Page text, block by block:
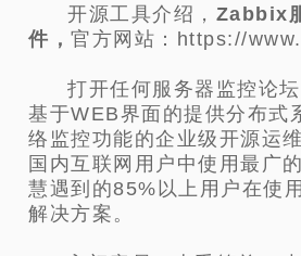
开源工具介绍， Zabbix
件，官方网站：https://
打开任何服务器监控论
基于WEB界面的提供分布式
络监控功能的企业级开源运
国内互联网用户中使用最广
慧遇到的85%以上用户在使
解决方案。